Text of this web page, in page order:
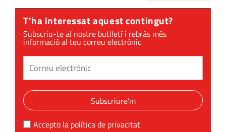
T'ha interessat aquest contingut?
Subscriu-te al nostre butlletí i rebràs més
informació al teu correu electrònic
Subscriure'm
Accepto la política de privacitat